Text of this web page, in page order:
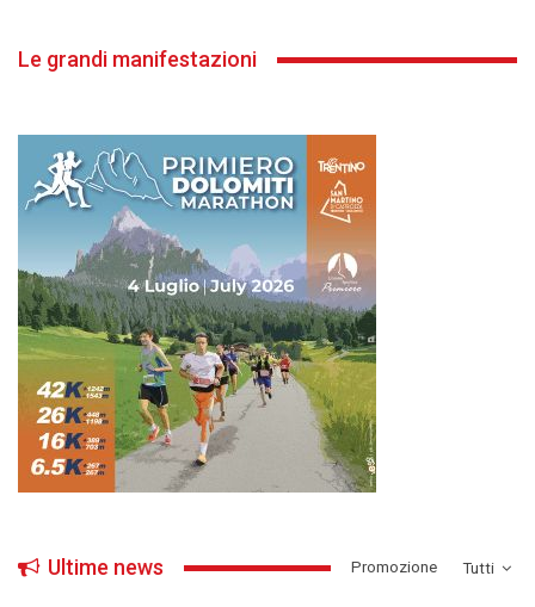
Le grandi manifestazioni
Tutti
Ultime news ­Promozione